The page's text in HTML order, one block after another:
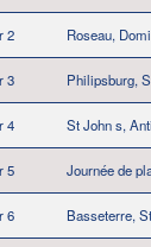
2 Roseau,
3 Philipsburg,
4 St John s,
5 Journée de
6 Basseterre,